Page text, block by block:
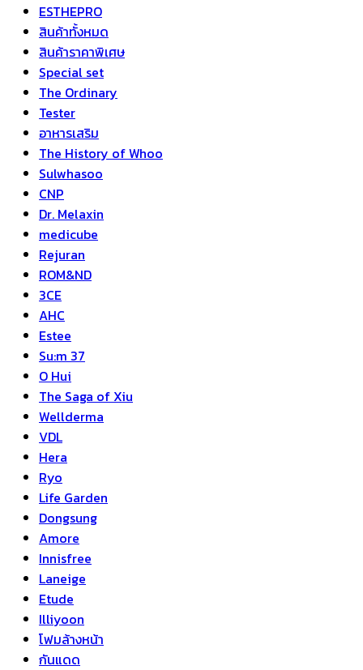
ESTHEPRO
สินค้าทั้งหมด
สินค้าราคาพิเศษ
Special set
The Ordinary
Tester
อาหารเสริม
The History of Whoo
Sulwhasoo
CNP
Dr. Melaxin
medicube
Rejuran
ROM&ND
3CE
AHC
Estee
Su:m 37
O Hui
The Saga of Xiu
Wellderma
VDL
Hera
Ryo
Life Garden
Dongsung
Amore
Innisfree
Laneige
Etude
Illiyoon
โฟมล้างหน้า
กันแดด